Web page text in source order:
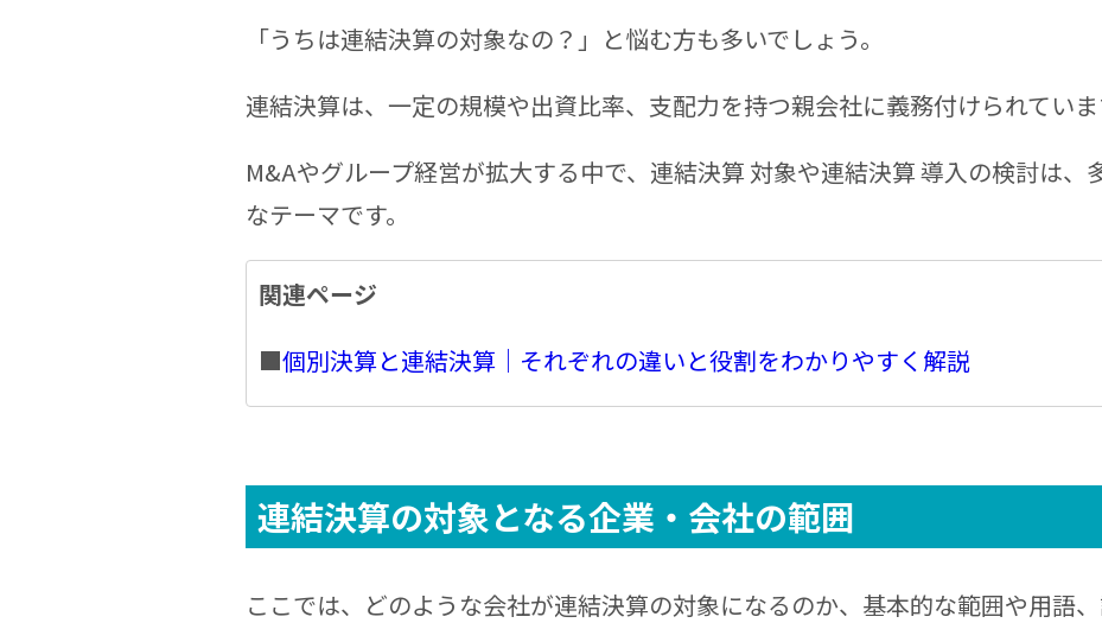
「うちは連結決算の対象なの？」と悩む方も多いでしょう。
連結決算は、一定の規模や出資比率、支配力を持つ親会社に義務付けられていま
M&Aやグループ経営が拡大する中で、連結決算 対象や連結決算 導入の検討は、
なテーマです。
関連ページ
■個別決算と連結決算｜それぞれの違いと役割をわかりやすく解説
連結決算の対象となる企業・会社の範囲
ここでは、どのような会社が連結決算の対象になるのか、基本的な範囲や用語